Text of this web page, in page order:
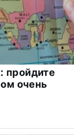
пройдите
очень